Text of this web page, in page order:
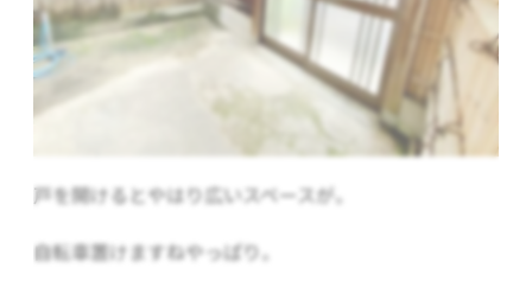
戸を開けるとやはり広いスペースが。
自転車置けますねやっぱり。